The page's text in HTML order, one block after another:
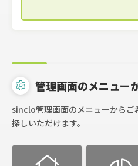
管理画面のメニュー
sinclo管理画面のメニューからご
探しいただけます。